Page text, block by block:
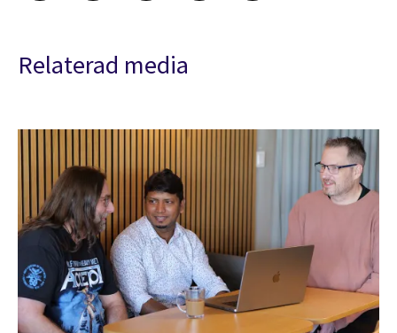
Relaterad media